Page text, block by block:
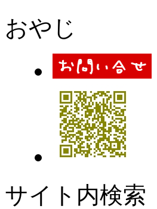
おやじ
サイト内検索